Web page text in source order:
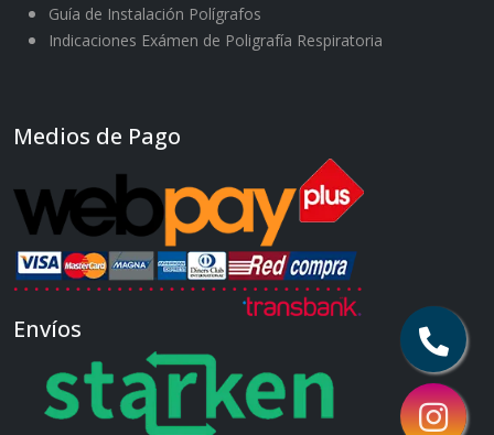
Guía de Instalación Polígrafos
Indicaciones Exámen de Poligrafía Respiratoria
Medios de Pago
Envíos